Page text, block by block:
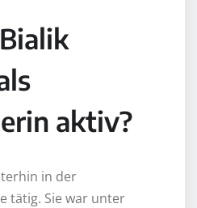
aktiv?
in der
tätig. Sie war unter